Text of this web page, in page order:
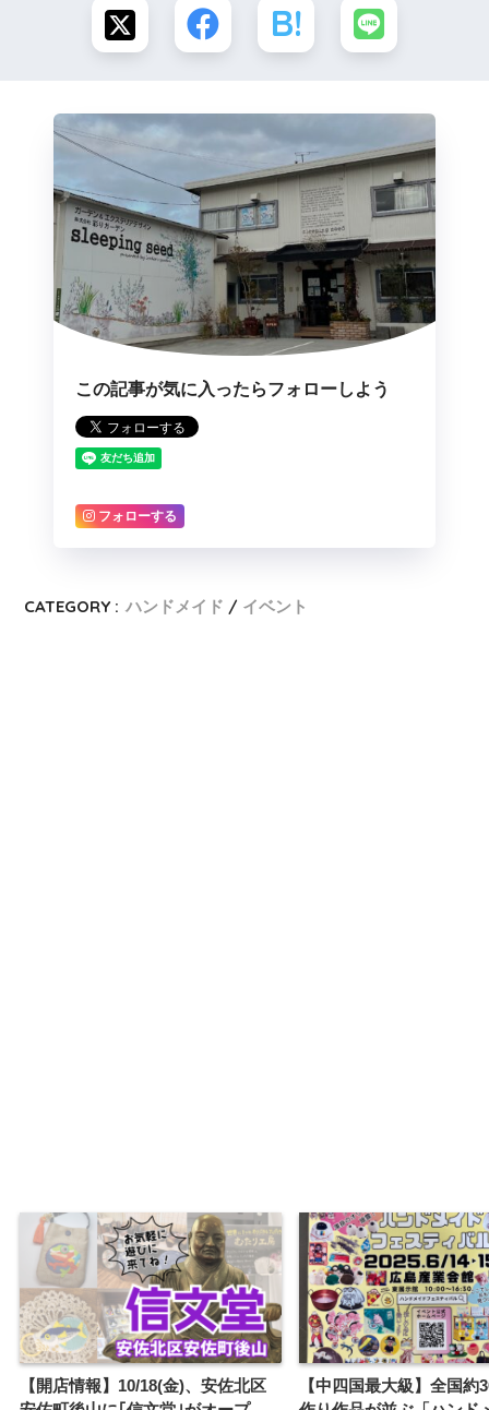
この記事が気に入ったらフォローしよう
フォローする
CATEGORY : ハンドメイド イベント
【開店情報】10/18(金)、安佐北区
【中四国最大級】全国約